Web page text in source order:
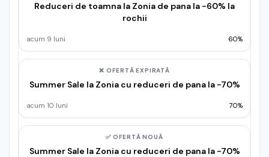
Reduceri de toamna la Zonia de pana la -60% la
rochii
acum 9 luni 60%
❌ OFERTĂ EXPIRATĂ
Summer Sale la Zonia cu reduceri de pana la -70%
acum 10 luni 70%
✅ OFERTĂ NOUĂ
Summer Sale la Zonia cu reduceri de pana la -70%